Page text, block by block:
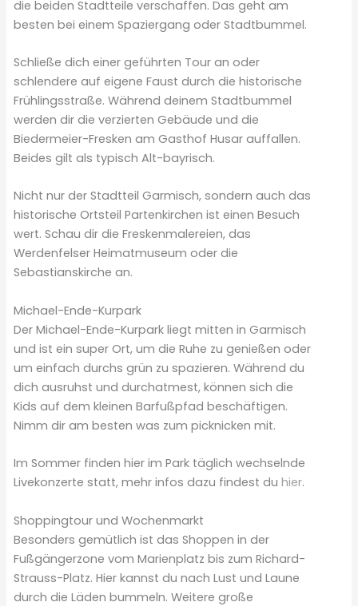
die beiden Stadtteile verschaffen. Das geht am
besten bei einem Spaziergang oder Stadtbummel.
Schließe dich einer geführten Tour an oder
schlendere auf eigene Faust durch die historische
Frühlingsstraße. Während deinem Stadtbummel
werden dir die verzierten Gebäude und die
Biedermeier-Fresken am Gasthof Husar auffallen.
Beides gilt als typisch Alt-bayrisch.
Nicht nur der Stadtteil Garmisch, sondern auch das
historische Ortsteil Partenkirchen ist einen Besuch
wert. Schau dir die Freskenmalereien, das
Werdenfelser Heimatmuseum oder die
Sebastianskirche an.
Michael-Ende-Kurpark
Der Michael-Ende-Kurpark liegt mitten in Garmisch
und ist ein super Ort, um die Ruhe zu genießen oder
um einfach durchs grün zu spazieren. Während du
dich ausruhst und durchatmest, können sich die
Kids auf dem kleinen Barfußpfad beschäftigen.
Nimm dir am besten was zum picknicken mit.
Im Sommer finden hier im Park täglich wechselnde
Livekonzerte statt, mehr infos dazu findest duhier.
Shoppingtour und Wochenmarkt
Besonders gemütlich ist das Shoppen in der
Fußgängerzone vom Marienplatz bis zum Richard-
Strauss-Platz. Hier kannst du nach Lust und Laune
durch die Läden bummeln. Weitere große